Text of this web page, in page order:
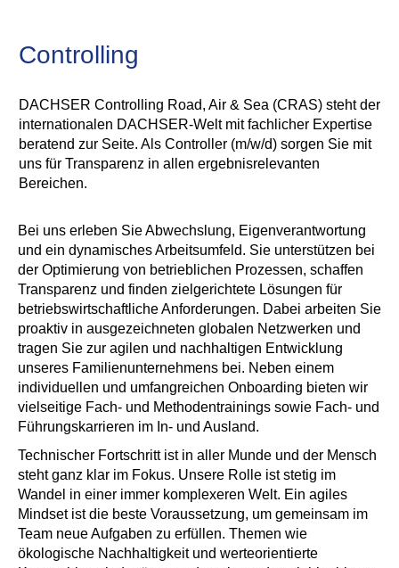
Controlling
DACHSER Controlling Road, Air & Sea (CRAS) steht der
internationalen DACHSER-Welt mit fachlicher Expertise
beratend zur Seite. Als Controller (m/w/d) sorgen Sie mit
uns für Transparenz in allen ergebnisrelevanten
Bereichen.
Bei uns erleben Sie Abwechslung, Eigenverantwortung
und ein dynamisches Arbeitsumfeld. Sie unterstützen bei
der Optimierung von betrieblichen Prozessen, schaffen
Transparenz und finden zielgerichtete Lösungen für
betriebswirtschaftliche Anforderungen. Dabei arbeiten Sie
proaktiv in ausgezeichneten globalen Netzwerken und
tragen Sie zur agilen und nachhaltigen Entwicklung
unseres Familienunternehmens bei. Neben einem
individuellen und umfangreichen Onboarding bieten wir
vielseitige Fach- und Methodentrainings sowie Fach- und
Führungskarrieren im In- und Ausland.
Technischer Fortschritt ist in aller Munde und der Mensch
steht ganz klar im Fokus. Unsere Rolle ist stetig im
Wandel in einer immer komplexeren Welt. Ein agiles
Mindset ist die beste Voraussetzung, um gemeinsam im
Team neue Aufgaben zu erfüllen. Themen wie
ökologische Nachhaltigkeit und werteorientierte